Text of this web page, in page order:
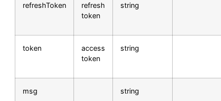
refreshToken
refresh
token
string
token
access
token
string
msg string